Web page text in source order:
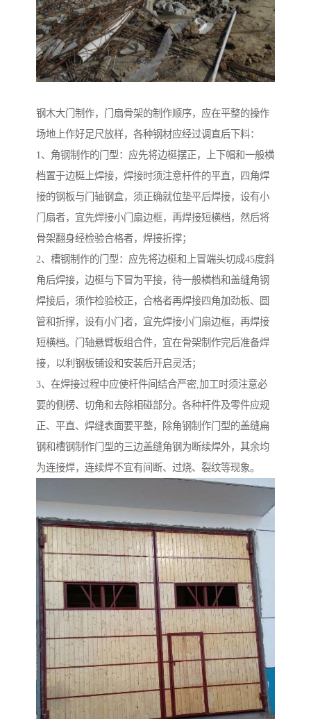
钢木大门制作，门扇骨架的制作顺序，应在平整的操作
场地上作好足尺放样，各种钢材应经过调直后下料：
1、角钢制作的门型：应先将边梃摆正，上下帽和一般横
档置于边梃上焊接，焊接时须注意杆件的平直，四角焊
接的钢板与门轴钢盒，须正确就位垫平后焊接，设有小
门扇者，宜先焊接小门扇边框，再焊接短横档，然后将
骨架翻身经检验合格者，焊接折撑；
2、槽钢制作的门型：应先将边梃和上冒端头切成45度斜
角后焊接，边梃与下冒为平接，待一般横档和盖缝角钢
焊接后，须作检验校正，合格者再焊接四角加劲板、圆
管和折撑，设有小门者，宜先焊接小门扇边框，再焊接
短横档。门轴悬臂板组合件，宜在骨架制作完后准备焊
接，以利钢板铺设和安装后开启灵活；
3、在焊接过程中应使杆件间结合严密,加工时须注意必
要的侧楞、切角和去除相碰部分。各种杆件及零件应规
正、平直、焊缝表面要平整，除角钢制作门型的盖缝扁
钢和槽钢制作门型的三边盖缝角钢为断续焊外，其余均
为连接焊，连续焊不宜有间断、过烧、裂纹等现象。